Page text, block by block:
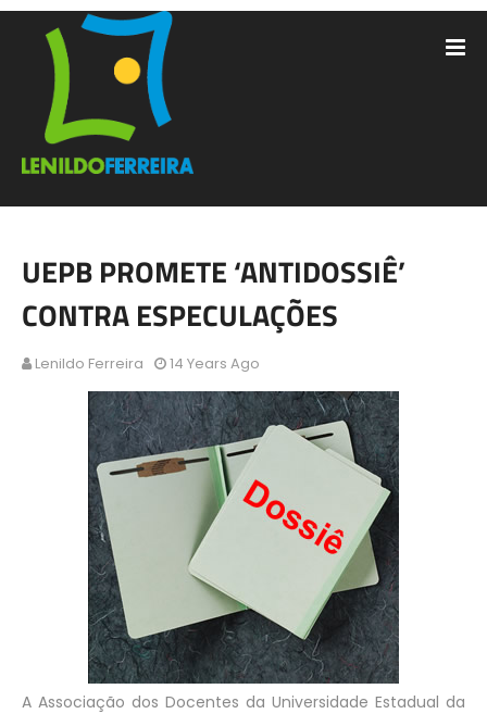
UEPB PROMETE ‘ANTIDOSSIÊ’
CONTRA ESPECULAÇÕES
Lenildo Ferreira 14 Years Ago
A Associação dos Docentes da Universidade Estadual da